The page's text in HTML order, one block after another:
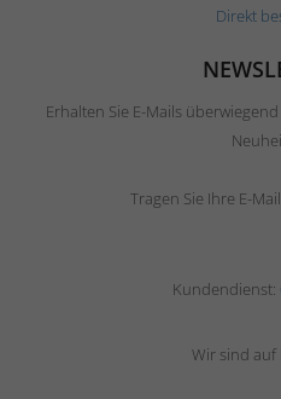
Direkt
Erhalten Sie E-Mails
Tragen Sie Ihre E-
Kundendienst:
Wir sind auf